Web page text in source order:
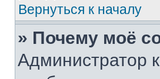
Вернуться к началу
» Почему моё
Администратор